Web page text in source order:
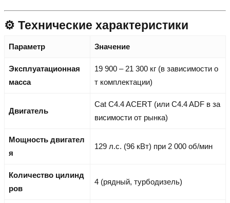
⚙️ Технические характеристики
Параметр Значение
Эксплуатационная
масса
19 900 – 21 300 кг (в зависимости о
т комплектации)
Двигатель
Cat C4.4 ACERT (или C4.4 ADF в за
висимости от рынка)
Мощность двигател
я
129 л.с. (96 кВт) при 2 000 об/мин
Количество цилинд
ров
4 (рядный, турбодизель)